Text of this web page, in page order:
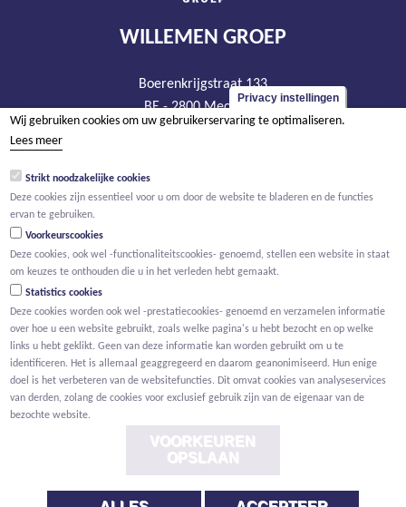
WILLEMEN GROEP
Boerenkrijgstraat 133
BE - 2800 Mechelen
tel +32 15 569 965
BTW BE 0466.256.432
Privacy instellingen
Wij gebruiken cookies om uw gebruikerservaring te optimaliseren.
Lees meer
Strikt noodzakelijke cookies
Deze cookies zijn essentieel voor u om door de website te bladeren en de functies
ervan te gebruiken.
Voorkeurscookies
Deze cookies, ook wel -functionaliteitscookies- genoemd, stellen een website in staat
om keuzes te onthouden die u in het verleden hebt gemaakt.
Statistics cookies
Deze cookies worden ook wel -prestatiecookies- genoemd en verzamelen informatie
over hoe u een website gebruikt, zoals welke pagina's u hebt bezocht en op welke
links u hebt geklikt. Geen van deze informatie kan worden gebruikt om u te
identificeren. Het is allemaal geaggregeerd en daarom geanonimiseerd. Hun enige
doel is het verbeteren van de websitefuncties. Dit omvat cookies van analyseservices
van derden, zolang de cookies voor exclusief gebruik zijn van de eigenaar van de
bezochte website.
VOORKEUREN
OPSLAAN